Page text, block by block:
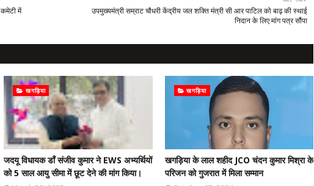
उपमुख्यमंत्री सम्राट चौधरी केंद्रीय जल शक्ति मंत्री सी आर पाटिल को बाढ़ की स्थाई
निदान के लिए मांग पत्र सौंपा
में
खगड़िया
जदयू विधायक डॉं संजीव कुमार ने EWS अभ्यर्थियों
को 5 साल आयु सीमा में छूट देने की मांग किया।
खगड़िया
खगड़िया के लाल शहीद JCO चंदन कुमार मिश्रा के
परिजन को गुजरात में मिला सम्मान